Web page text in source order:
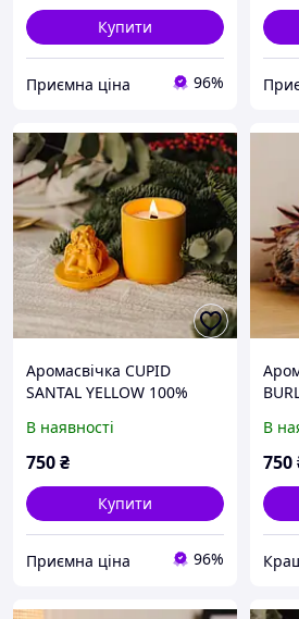
Купити
Приємна ціна 96%
Аромасвічка CUPID
SANTAL YELLOW 100%
Гранд Презент NAC 1032Y
В наявності
750₴
Купити
Приємна ціна 96%
35h
В
750